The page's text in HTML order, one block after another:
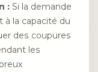
: Si la demande
à la capacité du
des coupures
les